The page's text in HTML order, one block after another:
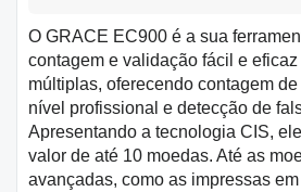
O GRACE EC900 é a sua
contagem e validação fácil e
múltiplas, oferecendo contagem
nível profissional e detecção de
Apresentando a tecnologia CIS,
valor de até 10 moedas. Até as
avançadas, como as impressas